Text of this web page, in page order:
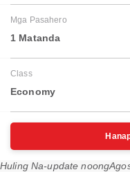
Mga Pasahero
1 Matanda
Class
Economy
Huling Na-update noong